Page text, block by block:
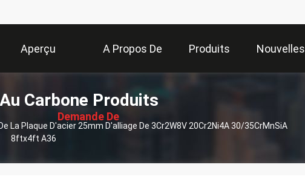
Aperçu A Propos De
Nous
Produits Nouvelles
述
Demande De
Soumission
Carbone Produits
La Plaque D'acier 25mm D'alliage De 3Cr2W8V 20Cr2Ni4A 30/35CrMnSiA
8ftx4ft A36